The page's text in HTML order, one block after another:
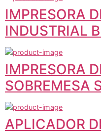
IMPRESORA
INDUSTRIAL
IMPRESORA
SOBREMESA
APLICADOR